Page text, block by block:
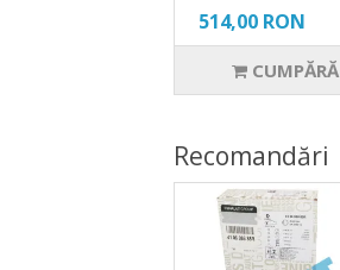
514,00 RON
CUMPĂRĂ
Recomandări